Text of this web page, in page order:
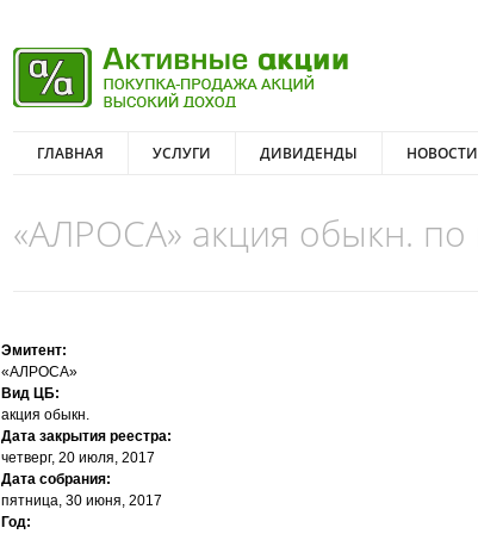
ГЛАВНАЯ УСЛУГИ ДИВИДЕНДЫ НОВОСТИ
«АЛРОСА» акция обыкн. по
Эмитент:
«АЛРОСА»
Вид ЦБ:
акция обыкн.
Дата закрытия реестра:
четверг, 20 июля, 2017
Дата собрания:
пятница, 30 июня, 2017
Год: